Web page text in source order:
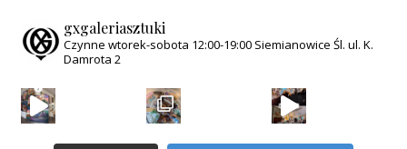
gxgaleriasztuki
Czynne wtorek-sobota 12:00-19:00 Siemianowice Śl. ul. K.
Damrota 2
Za nami wernisaż wystawy „Magiczny Świat Równole